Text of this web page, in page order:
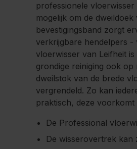
professionele
mogelijk om de
bevestigingsband zorgt
verkrijgbare hendelpers -
vloerwisser van Leifheit
grondige reiniging ook
dweilstok van de brede
vergrendeld. Zo kan
praktisch, deze
De Professional
De wisserovertrek kan